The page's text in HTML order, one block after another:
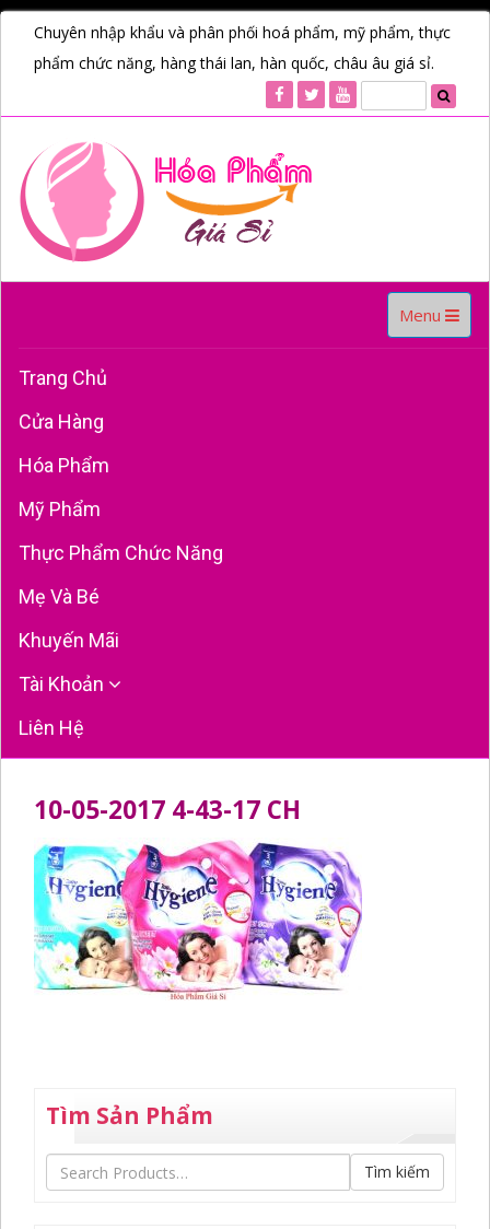
Chuyên nhập khẩu và phân phối hoá phẩm, mỹ phẩm, thực
phẩm chức năng, hàng thái lan, hàn quốc, châu âu giá sỉ.
Toggle
navigation
Menu
Trang Chủ
Cửa Hàng
Hóa Phẩm
Mỹ Phẩm
Thực Phẩm Chức Năng
Mẹ Và Bé
Khuyến Mãi
Tài Khoản
Liên Hệ
10-05-2017 4-43-17 CH
Tìm Sản Phẩm
Tìm kiếm